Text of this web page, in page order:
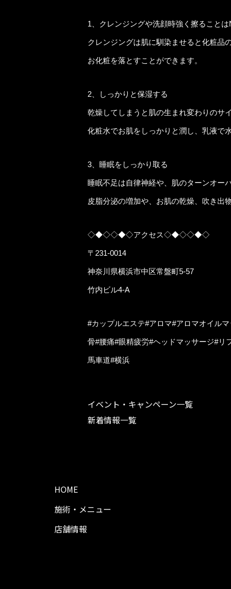
1、クレンジングや洗顔時強く擦ることは
クレンジングは肌に馴染ませると化粧品
お化粧を落とすことができます。
2、しっかりと保湿する
乾燥してしまうと肌の生まれ変わりのサ
化粧水でお肌をしっかりと潤し、乳液で
3、睡眠をしっかり取る
睡眠不足は自律神経や、肌のターンオー
皮脂分泌の増加や、お肌の乾燥、吹き出
◇◆◇◇◆◇アクセス◇◆◇◇◆◇
〒231-0014
神奈川県横浜市中区常盤町5-57
竹内ビル4-A
#カップルエステ#アロマ#アロマオイル
骨#腰痛#眼精疲労#ヘッドマッサージ#リ
馬車道#横浜
イベント・キャンペーン一覧
新着情報一覧
HOME
施術・メニュー
店舗情報